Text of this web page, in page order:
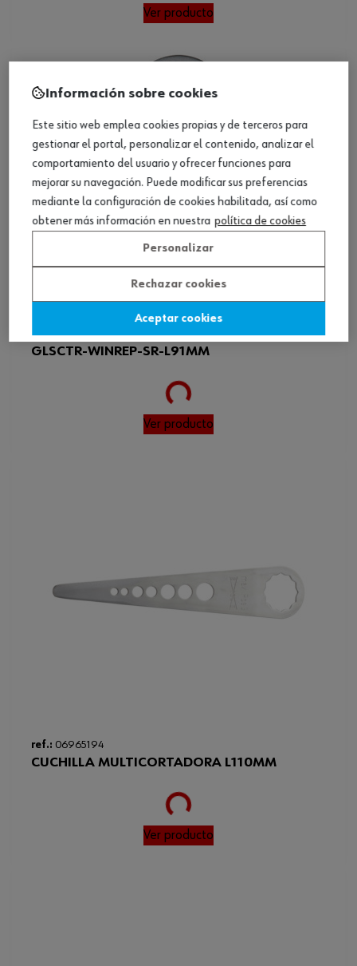
Ver producto
ref.:06965176
GLSCTR-WINREP-SR-L91MM
Loading...
Ver producto
ref.: 06965194
CUCHILLA MULTICORTADORA L110MM
Loading...
Ver producto
Información sobre cookies
Este sitio web emplea cookies propias y de terceros para
gestionar el portal, personalizar el contenido, analizar el
comportamiento del usuario y ofrecer funciones para
mejorar su navegación. Puede modificar sus preferencias
mediante la configuración de cookies habilitada, así como
obtener más información en nuestra política de cookies
Personalizar
Rechazar cookies
Aceptar cookies